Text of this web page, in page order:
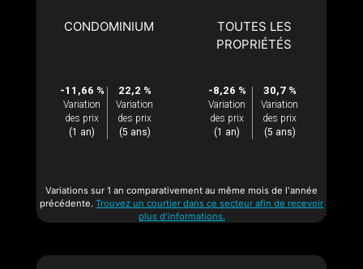
CONDOMINIUM
-11,66 %
Variation
des prix
(1 an)
22,2 %
Variation
des prix
(5 ans)
TOUTES LES
PROPRIÉTÉS
-8,26 %
Variation
des prix
(1 an)
30,7 %
Variation
des prix
(5 ans)
Variations sur 1 an comparativement au même mois de l'année
précédente. Trouvez un courtier dans ce secteur afin de recevoir
plus d'informations.